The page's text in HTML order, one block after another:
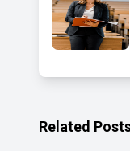
Related